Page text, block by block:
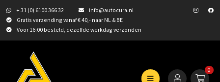
+ 31 (0) 6100 366 32
info@autocura.nl
Gratis verzending vanaf € 40,- naar NL & BE
Voor 16:00 besteld, dezelfde werkdag verzonden
0